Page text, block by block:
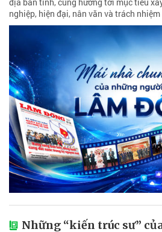
nghiệp, hiện đại, nân văn và trách
Những “kiến trúc sư”